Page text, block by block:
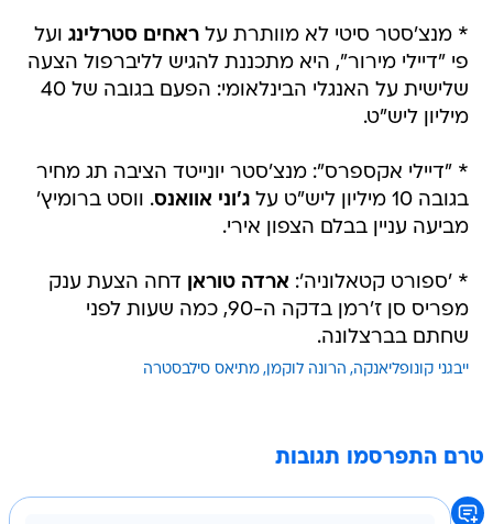
* מנצ'סטר סיטי לא מוותרת עלראחים סטרלינג ועל
פי "דיילי מירור", היא מתכננת להגיש לליברפול הצעה
שלישית על האנגלי הבינלאומי: הפעם בגובה של 40
מיליון ליש"ט.
* "דיילי אקספרס": מנצ'סטר יונייטד הציבה תג מחיר
בגובה 10 מיליון ליש"ט על
ג'וני אוואנס. ווסט ברומיץ'
מביעה עניין בבלם הצפון אירי.
* 'ספורט קטאלוניה': ארדה טוראן דחה הצעת ענק
מפריס סן ז'רמן בדקה ה-90, כמה שעות לפני
שחתם בברצלונה.
ייבגני קונופליאנקה הרונה לוקמן מתיאס סילבסטרה
טרם התפרסמו תגובות